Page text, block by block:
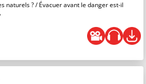
naturels ? / Évacuer avant le danger est-il